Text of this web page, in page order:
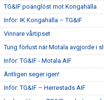
TG&IF poänglöst mot Kongahälla
Inför: IK Kongahälla – TG&IF
Vinnare vårtipset
Tung förlust när Motala avgjorde i
Inför: TG&IF - Motala AIF
Äntligen seger igen!
Inför: TG&IF – Herrestads AIF